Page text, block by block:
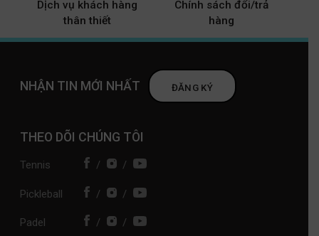
Dịch vụ khách hàng
thân thiết
Chính sách đổi/trả
hàng
NHẬN TIN MỚI NHẤT ĐĂNG KÝ
THEO DÕI CHÚNG TÔI
Tennis / /
Pickleball / /
Padel / /